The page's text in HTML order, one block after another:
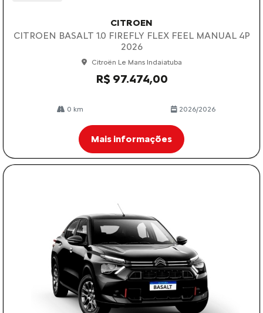
CITROEN
CITROEN BASALT 1.0 FIREFLY FLEX FEEL MANUAL 4P
2026
Citroën Le Mans Indaiatuba
R$ 97.474,00
0 km 2026/2026
Mais informações